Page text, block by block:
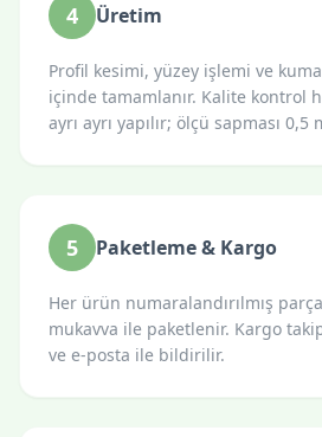
4 Üretim
Profil kesimi, yüzey işlemi ve
içinde tamamlanır. Kalite kontrol
ayrı ayrı yapılır; ölçü sapması
5 Paketleme & Kargo
Her ürün numaralandırılmış
mukavva ile paketlenir. Kargo
ve e-posta ile bildirilir.